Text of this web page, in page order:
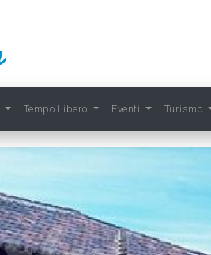
Tempo Libero Eventi Turismo